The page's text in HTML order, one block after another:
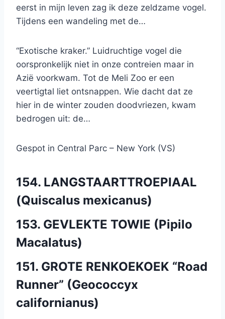
eerst in mijn leven zag ik deze zeldzame vogel.
Tijdens een wandeling met de…
“Exotische kraker.” Luidruchtige vogel die
oorspronkelijk niet in onze contreien maar in
Azië voorkwam. Tot de Meli Zoo er een
veertigtal liet ontsnappen. Wie dacht dat ze
hier in de winter zouden doodvriezen, kwam
bedrogen uit: de…
Gespot in Central Parc – New York (VS)
154. LANGSTAARTTROEPIAAL
(Quiscalus mexicanus)
153. GEVLEKTE TOWIE (Pipilo
Macalatus)
151. GROTE RENKOEKOEK “Road
Runner” (Geococcyx
californianus)